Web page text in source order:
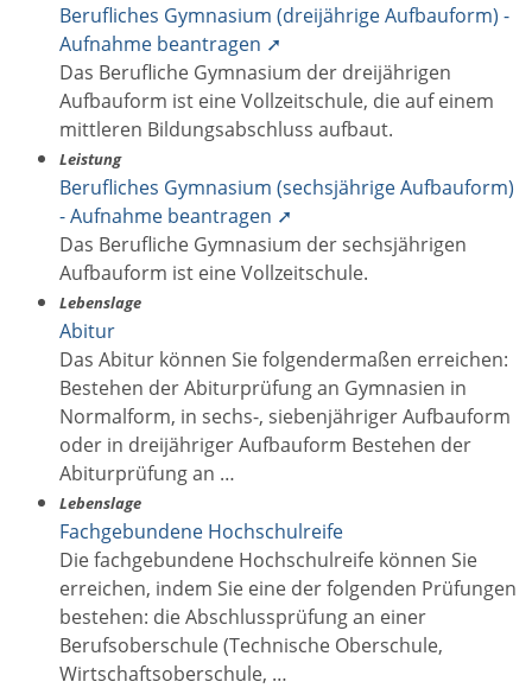
Berufliches Gymnasium (dreijährige Aufbauform) -
Aufnahme beantragen ➚
Das Berufliche Gymnasium der dreijährigen
Aufbauform ist eine Vollzeitschule, die auf einem
mittleren Bildungsabschluss aufbaut.
Leistung
Berufliches Gymnasium (sechsjährige Aufbauform)
- Aufnahme beantragen ➚
Das Berufliche Gymnasium der sechsjährigen
Aufbauform ist eine Vollzeitschule.
Lebenslage
Abitur
Das Abitur können Sie folgendermaßen erreichen:
Bestehen der Abiturprüfung an Gymnasien in
Normalform, in sechs-, siebenjähriger Aufbauform
oder in dreijähriger Aufbauform Bestehen der
Abiturprüfung an …
Lebenslage
Fachgebundene Hochschulreife
Die fachgebundene Hochschulreife können Sie
erreichen, indem Sie eine der folgenden Prüfungen
bestehen: die Abschlussprüfung an einer
Berufsoberschule (Technische Oberschule,
Wirtschaftsoberschule, …